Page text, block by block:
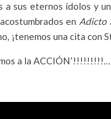
a sus eternos ídolos y
en Adicto
¡tenemos una cita con
a la ACCIÓN’!!!!!!!!!…